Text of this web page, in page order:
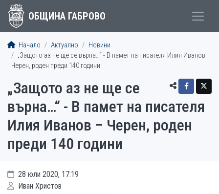
ОБЩИНА ГАБРОВО
Начало Актуално
Новини
„Защото аз не ще се върна…“ - В памет на писателя Илия Иванов –
Черен, роден преди 140 години
„Защото аз не ще се
върна…“ - В памет на писателя
Илия Иванов – Черен, роден
преди 140 години
28 юли 2020, 17:19
Иван Христов